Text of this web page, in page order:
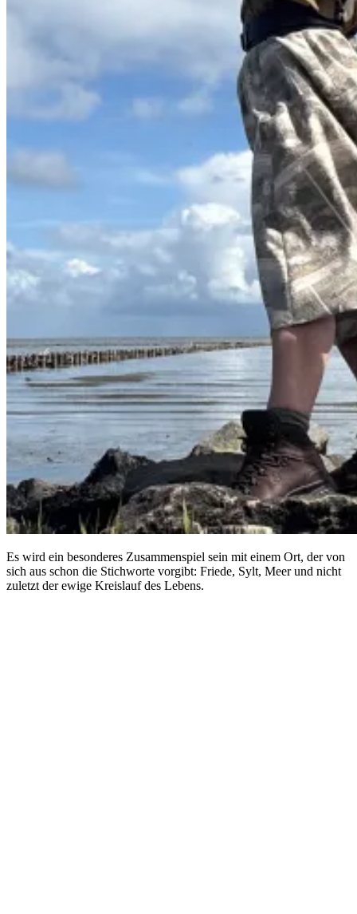
Es wird ein besonderes Zusammenspiel sein mit einem Ort, der von
sich aus schon die Stichworte vorgibt: Friede, Sylt, Meer und nicht
zuletzt der ewige Kreislauf des Lebens.